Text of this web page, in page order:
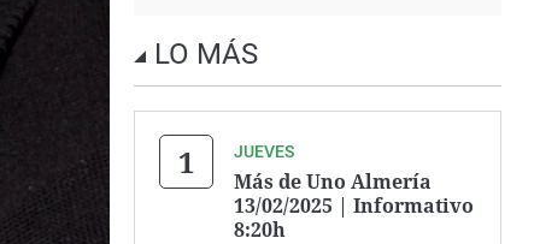
LO MÁS
JUEVES
Más de Uno Almería
13/02/2025 | Informativo
8:20h